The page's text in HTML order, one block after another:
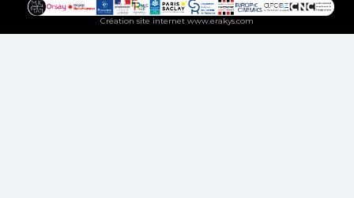
Création site internet www.erakys.com